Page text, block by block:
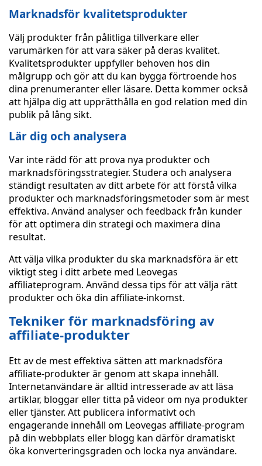
Marknadsför kvalitetsprodukter
Välj produkter från pålitliga tillverkare eller
varumärken för att vara säker på deras kvalitet.
Kvalitetsprodukter uppfyller behoven hos din
målgrupp och gör att du kan bygga förtroende hos
dina prenumeranter eller läsare. Detta kommer också
att hjälpa dig att upprätthålla en god relation med din
publik på lång sikt.
Lär dig och analysera
Var inte rädd för att prova nya produkter och
marknadsföringsstrategier. Studera och analysera
ständigt resultaten av ditt arbete för att förstå vilka
produkter och marknadsföringsmetoder som är mest
effektiva. Använd analyser och feedback från kunder
för att optimera din strategi och maximera dina
resultat.
Att välja vilka produkter du ska marknadsföra är ett
viktigt steg i ditt arbete med Leovegas
affiliateprogram. Använd dessa tips för att välja rätt
produkter och öka din affiliate-inkomst.
Tekniker för marknadsföring av
affiliate-produkter
Ett av de mest effektiva sätten att marknadsföra
affiliate-produkter är genom att skapa innehåll.
Internetanvändare är alltid intresserade av att läsa
artiklar, bloggar eller titta på videor om nya produkter
eller tjänster. Att publicera informativt och
engagerande innehåll om Leovegas affiliate-program
på din webbplats eller blogg kan därför dramatiskt
öka konverteringsgraden och locka nya användare.